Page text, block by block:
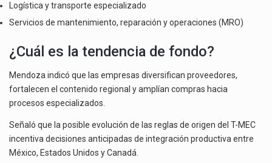
Logística y transporte especializado
Servicios de mantenimiento, reparación y operaciones (MRO)
¿Cuál es la tendencia de fondo?
Mendoza indicó que las empresas diversifican proveedores,
fortalecen el contenido regional y amplían compras hacia
procesos especializados.
Señaló que la posible evolución de las reglas de origen del T-MEC
incentiva decisiones anticipadas de integración productiva entre
México, Estados Unidos y Canadá.